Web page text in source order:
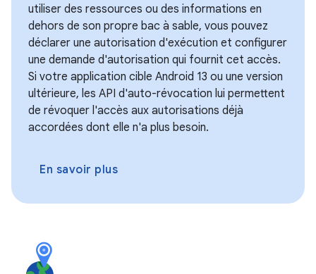
utiliser des ressources ou des informations en
dehors de son propre bac à sable, vous pouvez
déclarer une autorisation d'exécution et configurer
une demande d'autorisation qui fournit cet accès.
Si votre application cible Android 13 ou une version
ultérieure, les API d'auto-révocation lui permettent
de révoquer l'accès aux autorisations déjà
accordées dont elle n'a plus besoin.
En savoir plus